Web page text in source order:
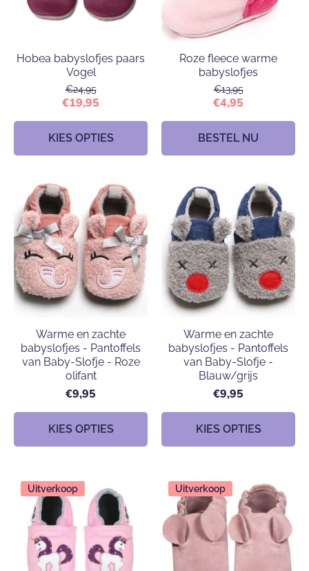
Hobea babyslofjes paars
Vogel
€24,95
€19,95
KIES OPTIES
Roze fleece warme
babyslofjes
€13,95
€4,95
BESTEL NU
Warme en zachte
babyslofjes - Pantoffels
van Baby-Slofje - Roze
olifant
€9,95
KIES OPTIES
Warme en zachte
babyslofjes - Pantoffels
van Baby-Slofje -
Blauw/grijs
€9,95
KIES OPTIES
Uitverkoop Uitverkoop